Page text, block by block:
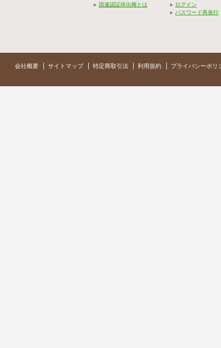
国連認証排出権とは
ログイン
パスワード再発行
会社概要 サイトマップ 特定商取引法 利用規約 プライバシーポリ